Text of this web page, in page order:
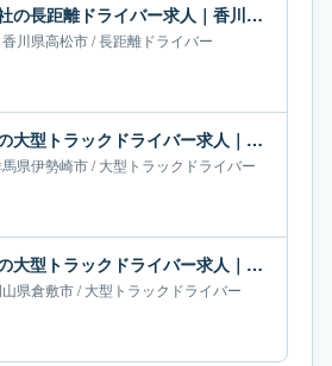
下笠居運輸株式会社の長距離ドライバー求人｜香川県高松市｜月給50万-55万円
香川県高松市/長距離ドライバー
日本運輸株式会社の大型トラックドライバー求人｜群馬県伊勢崎市｜月給67万-68万円
県伊勢崎市/大型トラックドライバー
日神機工株式会社の大型トラックドライバー求人｜岡山県倉敷市｜月給66万-66万円
県倉敷市/大型トラックドライバー